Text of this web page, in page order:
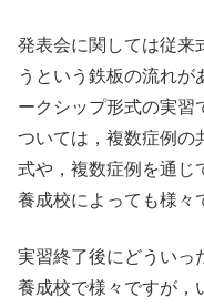
発表会に関しては従来
うという鉄板の流れが
ークシップ形式の実習
ついては，複数症例の
式や，複数症例を通じ
養成校によっても様々
実習終了後にどういっ
養成校で様々ですが，